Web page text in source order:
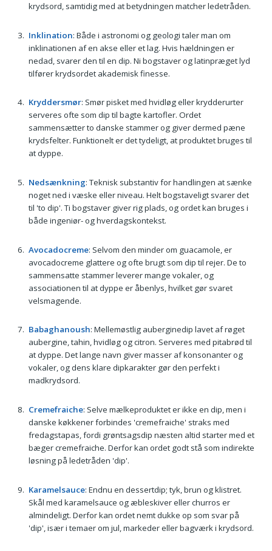
krydsord, samtidig med at betydningen matcher ledetråden.
Inklination: Både i astronomi og geologi taler man om
inklinationen af en akse eller et lag. Hvis hældningen er
nedad, svarer den til en dip. Ni bogstaver og latinpræget lyd
tilfører krydsordet akademisk finesse.
Kryddersmør: Smør pisket med hvidløg eller krydderurter
serveres ofte som dip til bagte kartofler. Ordet
sammensætter to danske stammer og giver dermed pæne
krydsfelter. Funktionelt er det tydeligt, at produktet bruges til
at dyppe.
Nedsænkning: Teknisk substantiv for handlingen at sænke
noget ned i væske eller niveau. Helt bogstaveligt svarer det
til 'to dip'. Ti bogstaver giver rig plads, og ordet kan bruges i
både ingeniør- og hverdagskontekst.
Avocadocreme: Selvom den minder om guacamole, er
avocadocreme glattere og ofte brugt som dip til rejer. De to
sammensatte stammer leverer mange vokaler, og
associationen til at dyppe er åbenlys, hvilket gør svaret
velsmagende.
Babaghanoush: Mellemøstlig auberginedip lavet af røget
aubergine, tahin, hvidløg og citron. Serveres med pitabrød til
at dyppe. Det lange navn giver masser af konsonanter og
vokaler, og dens klare dipkarakter gør den perfekt i
madkrydsord.
Cremefraiche: Selve mælkeproduktet er ikke en dip, men i
danske køkkener forbindes 'cremefraiche' straks med
fredagstapas, fordi grøntsagsdip næsten altid starter med et
bæger cremefraiche. Derfor kan ordet godt stå som indirekte
løsning på ledetråden 'dip'.
Karamelsauce: Endnu en dessertdip; tyk, brun og klistret.
Skål med karamelsauce og æbleskiver eller churros er
almindeligt. Derfor kan ordet nemt dukke op som svar på
'dip', især i temaer om jul, markeder eller bagværk i krydsord.